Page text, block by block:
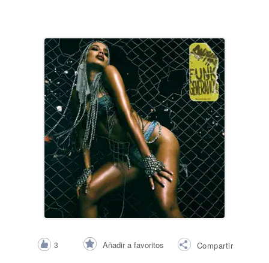
3 Añadir a favoritos Compartir